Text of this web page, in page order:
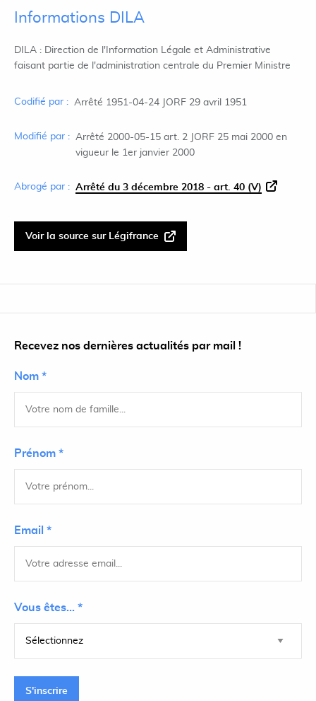
Informations DILA
DILA : Direction de l'Information Légale et Administrative
faisant partie de l'administration centrale du Premier Ministre
Codifié par : Arrêté 1951-04-24 JORF 29 avril 1951
Modifié par : Arrêté 2000-05-15 art. 2 JORF 25 mai 2000 en
vigueur le 1er janvier 2000
Abrogé par : Arrêté du 3 décembre 2018 - art. 40 (V)
Voir la source sur Légifrance
Recevez nos dernières actualités par mail !
Nom *
Prénom *
Email *
Vous êtes... *
S'inscrire